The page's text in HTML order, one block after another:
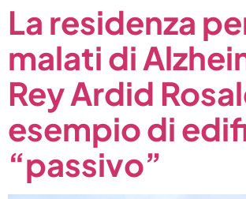
La residenza
malati di
Rey Ardid
esempio di
“passivo”